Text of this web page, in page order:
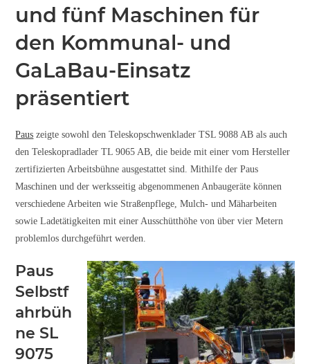
und fünf Maschinen für
den Kommunal- und
GaLaBau-Einsatz
präsentiert
Paus zeigte sowohl den Teleskopschwenklader TSL 9088 AB als auch
den Teleskopradlader TL 9065 AB, die beide mit einer vom Hersteller
zertifizierten Arbeitsbühne ausgestattet sind. Mithilfe der Paus
Maschinen und der werksseitig abgenommenen Anbaugeräte können
verschiedene Arbeiten wie Straßenpflege, Mulch- und Mäharbeiten
sowie Ladetätigkeiten mit einer Ausschütthöhe von über vier Metern
problemlos durchgeführt werden.
Paus
Selbstf
ahrbüh
ne SL
9075